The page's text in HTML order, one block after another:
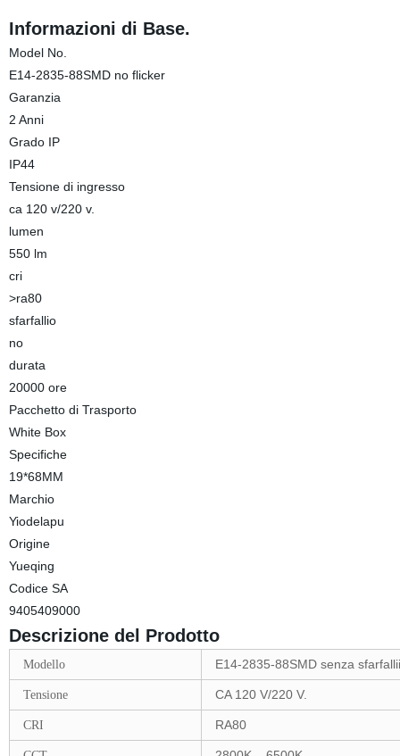
Informazioni di Base.
Model No.
E14-2835-88SMD no flicker
Garanzia
2 Anni
Grado IP
IP44
Tensione di ingresso
ca 120 v/220 v.
lumen
550 lm
cri
>ra80
sfarfallio
no
durata
20000 ore
Pacchetto di Trasporto
White Box
Specifiche
19*68MM
Marchio
Yiodelapu
Origine
Yueqing
Codice SA
9405409000
Descrizione del Prodotto
Modello E14-2835-88SMD senza sfarfallii
Tensione CA 120 V/220 V.
CRI RA80